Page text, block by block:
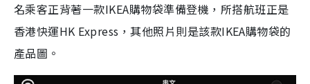
名乘客正背著一款IKEA購物袋準備登機，所搭航班正是
香港快運HK Express，其他照片則是該款IKEA購物袋的
產品圖。